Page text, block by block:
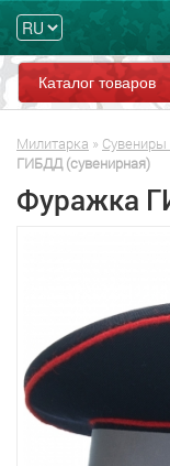
Каталог товаров
Милитарка » Сувениры
ГИБДД (сувенирная)
Фуражка